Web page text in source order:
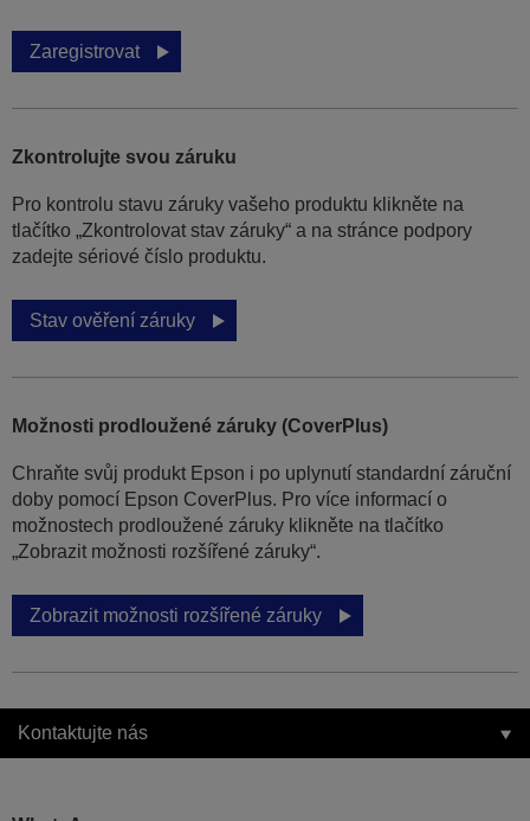
Zaregistrovat
Zkontrolujte svou záruku
Pro kontrolu stavu záruky vašeho produktu klikněte na
tlačítko „Zkontrolovat stav záruky“ a na stránce podpory
zadejte sériové číslo produktu.
Stav ověření záruky
Možnosti prodloužené záruky (CoverPlus)
Chraňte svůj produkt Epson i po uplynutí standardní záruční
doby pomocí Epson CoverPlus. Pro více informací o
možnostech prodloužené záruky klikněte na tlačítko
„Zobrazit možnosti rozšířené záruky“.
Zobrazit možnosti rozšířené záruky
Kontaktujte nás